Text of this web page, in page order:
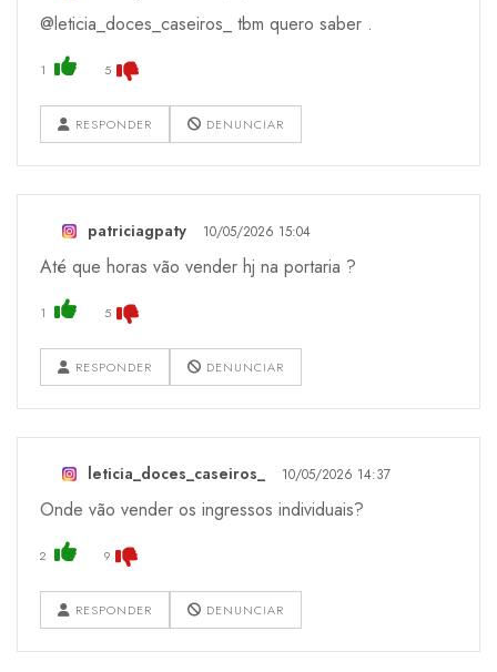
@leticia_doces_caseiros_ tbm quero saber .
1 5
RESPONDER DENUNCIAR
patriciagpaty 10/05/2026 15:04
Até que horas vão vender hj na portaria ?
1 5
RESPONDER DENUNCIAR
leticia_doces_caseiros_ 10/05/2026 14:37
Onde vão vender os ingressos individuais?
2 9
RESPONDER DENUNCIAR